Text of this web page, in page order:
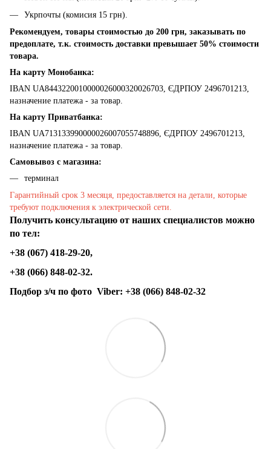
Укрпочты (комисия 15 грн).
Рекомендуем, товары стоимостью до 200 грн, заказывать по
предоплате, т.к. стоимость доставки превышает 50% стоимости
товара.
На карту Монобанка:
IBAN UA8443220010000026000320026703, ЄДРПОУ 2496701213,
назначение платежа - за товар.
На карту Приватбанка:
IBAN UA713133990000026007055748896, ЄДРПОУ 2496701213,
назначение платежа - за товар.
Самовывоз с магазина:
терминал
Гарантийный срок 3 месяця, предоставляется на детали, которые
требуют подключения к электрической сети.
Получить консультацию от наших специалистов можно
по тел:
+38 (067) 418-29-20,
+38 (066) 848-02-32.
Подбор з/ч по фото Viber: +38 (066) 848-02-32